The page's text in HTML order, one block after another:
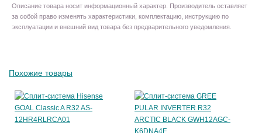
Описание товара носит информационный характер. Производитель оставляет
за собой право изменять характеристики, комплектацию, инструкцию по
эксплуатации и внешний вид товара без предварительного уведомления.
Похожие товары